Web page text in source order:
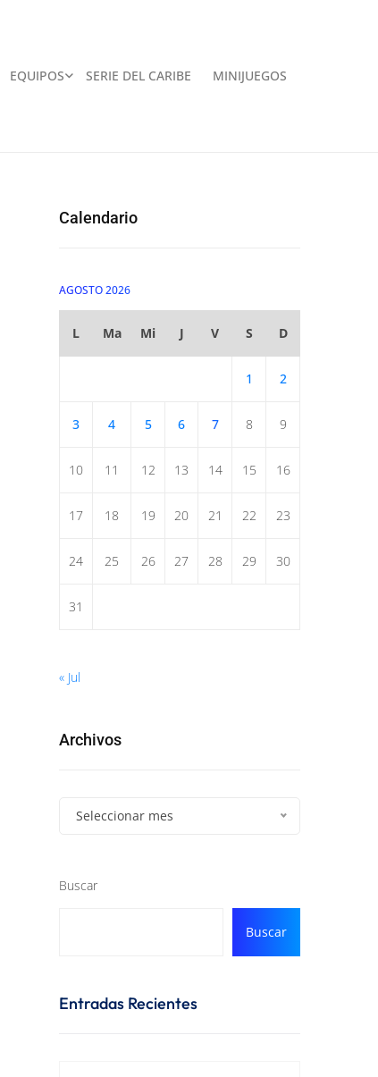
EQUIPOS SERIE DEL CARIBE MINIJUEGOS
Calendario
AGOSTO 2026
L Ma Mi J V S D
1 2
3 4 5 6 7 8 9
10 11 12 13 14 15 16
17 18 19 20 21 22 23
24 25 26 27 28 29 30
31
« Jul
Archivos
Seleccionar mes
Buscar
Buscar
Entradas Recientes